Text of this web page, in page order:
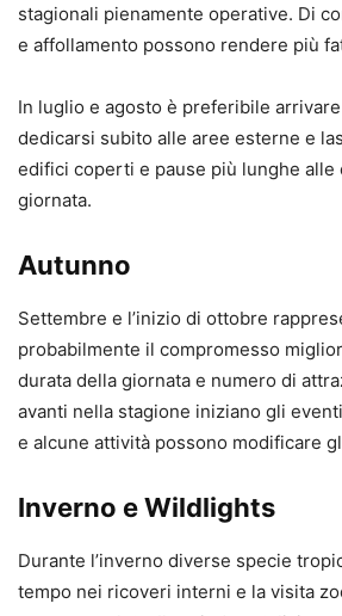
stagionali pienamente operative. Di
e affollamento possono rendere più
In luglio e agosto è preferibile arrivare
dedicarsi subito alle aree esterne e
edifici coperti e pause più lunghe alle
giornata.
Autunno
Settembre e l’inizio di ottobre
probabilmente il compromesso
durata della giornata e numero di
avanti nella stagione iniziano gli
e alcune attività possono modificare
Inverno e Wildlights
Durante l’inverno diverse specie
tempo nei ricoveri interni e la visita